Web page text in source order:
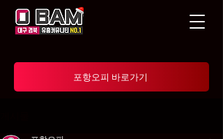
포항오피 바로가기